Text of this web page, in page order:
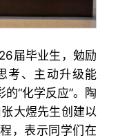
届毕业生，勉励
考、主动升级能
“化学反应”。 陶
大煜先生创建以
，表示同学们在